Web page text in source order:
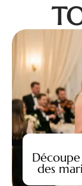
des